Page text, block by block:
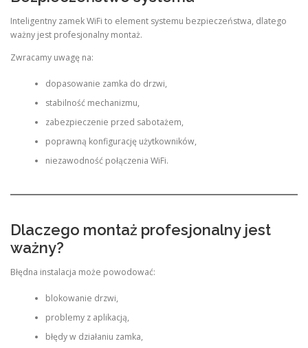
Inteligentny zamek WiFi to element systemu bezpieczeństwa, dlatego
ważny jest profesjonalny montaż.
Zwracamy uwagę na:
dopasowanie zamka do drzwi,
stabilność mechanizmu,
zabezpieczenie przed sabotażem,
poprawną konfigurację użytkowników,
niezawodność połączenia WiFi.
Dlaczego montaż profesjonalny jest
ważny?
Błędna instalacja może powodować:
blokowanie drzwi,
problemy z aplikacją,
błędy w działaniu zamka,